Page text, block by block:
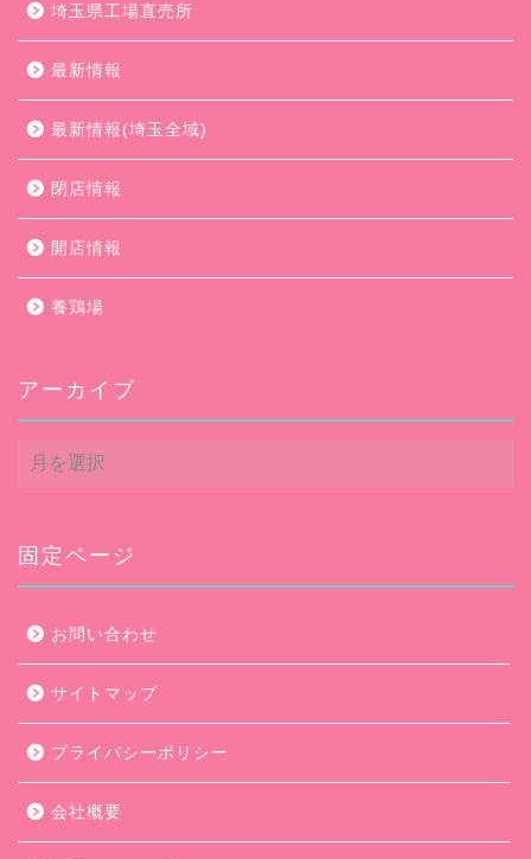
埼玉県工場直売所
最新情報
最新情報(埼玉全域)
閉店情報
開店情報
養鶏場
アーカイブ
ア
ー
ブ
固定ページ
お問い合わせ
サイトマップ
プライバシーポリシー
会社概要